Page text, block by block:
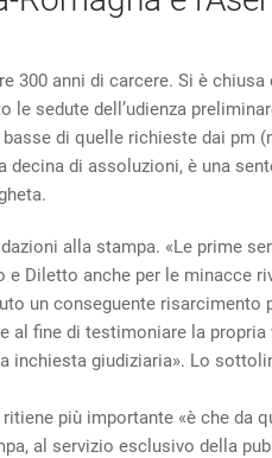
300 anni di carcere. Si è
le sedute dell’udienza
di quelle richieste dai pm
decina di assoluzioni, è una
alla stampa. «Le prime
Diletto anche per le minacce
un conseguente risarcimento
al fine di testimoniare la
inchiesta giudiziaria». Lo
ritiene più importante «è che
al servizio esclusivo della